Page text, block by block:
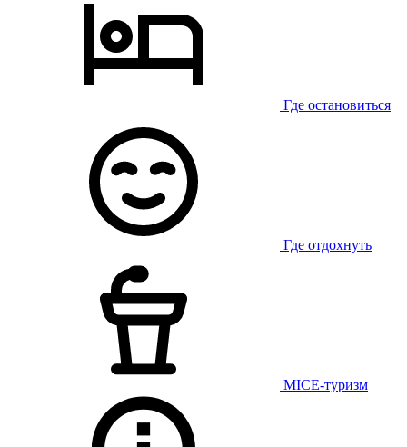
Где остановиться
Где отдохнуть
MICE-туризм